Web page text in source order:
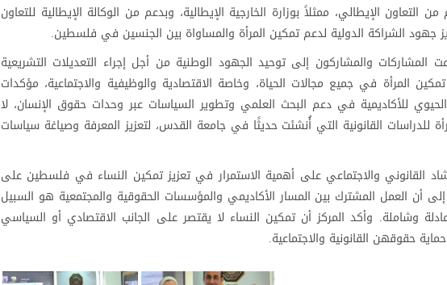
التعاون الإيطالي، ممثلاً بوزارة الخارجية الإيطالية، وبدعم من الوكالة الإيطالية للتعاون
جهود الشراكة الدولية لدعم تمكين المرأة والمساواة بين الجنسين في فلسطين.
المشاركات والمشاركون إلى توحيد الجهود الوطنية من أجل إجراء التعديلات التشريعية
المرأة في جميع مجالات الحياة، وخاصة الاقتصادية والوظيفية والاجتماعية، مؤكدات
للأكاديمية في دعم البحث العلمي وتطوير السياسات عبر وحدات حقوق الإنسان، لا
للدراسات القانونية التي أُنشئت حديثًا في جامعة القدس، لتعزيز المعرفة وصياغة سياسات
القانوني والاجتماعي على أهمية الاستمرار في تعزيز تمكين النساء في فلسطين على
أن العمل المشترك بين المسار الأكاديمي والمؤسسات الحقوقية والمجتمعية هو السبيل
وشاملة. وأكد المركز أن تمكين النساء لا يقتصر على الجانب الاقتصادي أو السياسي
حقوقهن القانونية والاجتماعية.